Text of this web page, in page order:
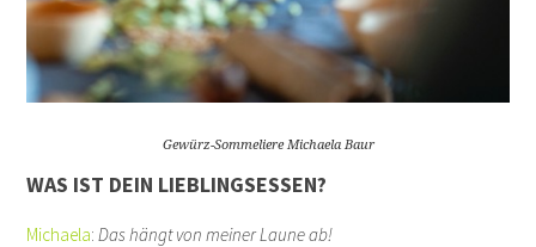
Gewürz-Sommeliere Michaela Baur
WAS IST DEIN LIEBLINGSESSEN?
Michaela:Das hängt von meiner Laune ab!